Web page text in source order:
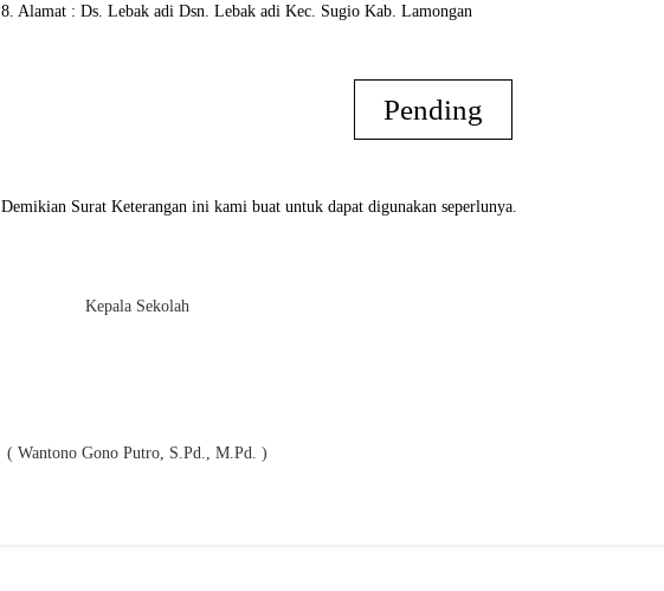
8. Alamat : Ds. Lebak adi Dsn. Lebak adi Kec. Sugio Kab. Lamongan
Pending
Demikian Surat Keterangan ini kami buat untuk dapat digunakan seperlunya.
Kepala Sekolah
( Wantono Gono Putro, S.Pd., M.Pd. )